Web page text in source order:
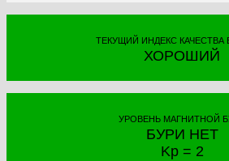
ТЕКУЩИЙ ИНДЕКС КАЧЕСТВА
ХОРОШИЙ
УРОВЕНЬ МАГНИТНОЙ
БУРИ НЕТ
Kp = 2